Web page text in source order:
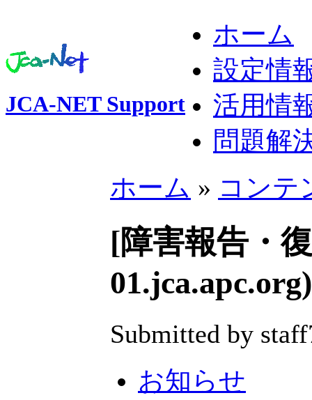
JCA-NET Support
ホーム
設定情
活用情
問題解
ホーム » コンテ
[障害報告・
01.jca.apc.org)
Submitted by
お知らせ